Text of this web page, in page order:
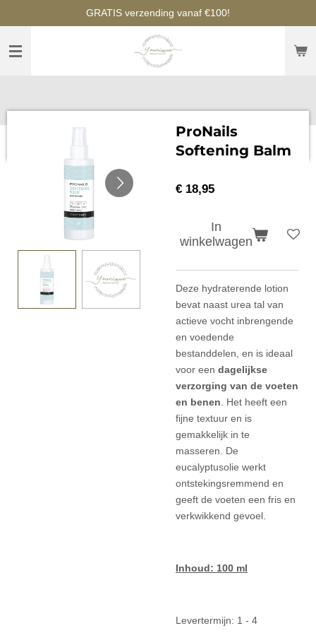
naar
hoofdinhoud
GRATIS verzending vanaf €100!
ProNails
Softening Balm
€ 18,95
In
winkelwagen
Deze hydraterende lotion
bevat naast urea tal van
actieve vocht inbrengende
en voedende
bestanddelen, en is ideaal
voor een dagelijkse
verzorging van de voeten
en benen . Het heeft een
fijne textuur en is
gemakkelijk in te
masseren. De
eucalyptusolie werkt
ontstekingsremmend en
geeft de voeten een fris en
verkwikkend gevoel.
Inhoud: 100 ml
Levertermijn: 1 - 4